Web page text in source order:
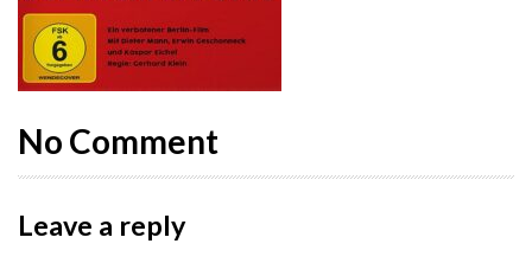
No Comment
Leave a reply